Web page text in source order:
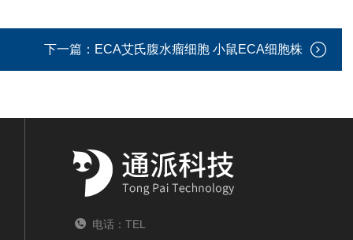
下一篇： ECA艾氏腹水瘤细胞 小鼠ECA细胞株
电话：TEL